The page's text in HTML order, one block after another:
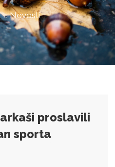
Novosti
proslavili
sporta